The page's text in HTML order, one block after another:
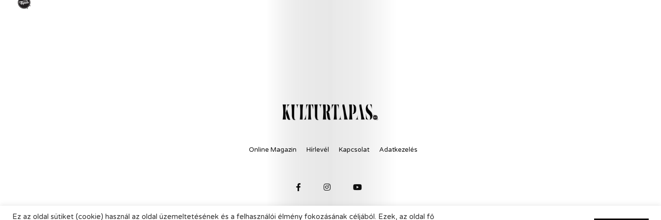
Online Magazin Hírlevél Kapcsolat Adatkezelés
© 2021 KultúrTapas - All Rights Reserved.
Ez az oldal sütiket (cookie) használ az oldal üzemeltetésének és a felhasználói élmény fokozásának céljából. Ezek, az oldal fő